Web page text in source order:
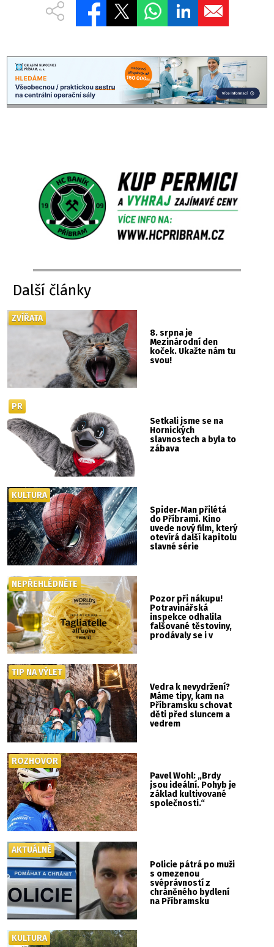
Další články
8. srpna je
Mezinárodní den
koček. Ukažte nám tu
svou!
ZVÍŘATA
Setkali jsme se na
Hornických
slavnostech a byla to
zábava
PR
Spider‑Man přilétá
do Příbrami. Kino
uvede nový film, který
otevírá další kapitolu
slavné série
KULTURA
Pozor při nákupu!
Potravinářská
inspekce odhalila
falšované těstoviny,
prodávaly se i v
NEPŘEHLÉDNĚTE
Vedra k nevydržení?
Máme tipy, kam na
Příbramsku schovat
děti před sluncem a
vedrem
TIP NA VÝLET
Pavel Wohl: „Brdy
jsou ideální. Pohyb je
základ kultivované
společnosti.“
ROZHOVOR
Policie pátrá po muži
s omezenou
svéprávností z
chráněného bydlení
na Příbramsku
AKTUÁLNĚ
KULTURA